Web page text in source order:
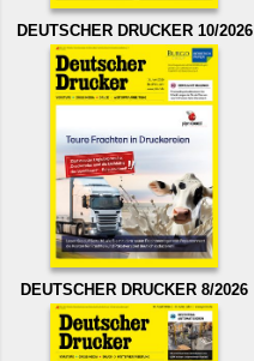
DEUTSCHER DRUCKER 10/2026
DEUTSCHER DRUCKER 8/2026